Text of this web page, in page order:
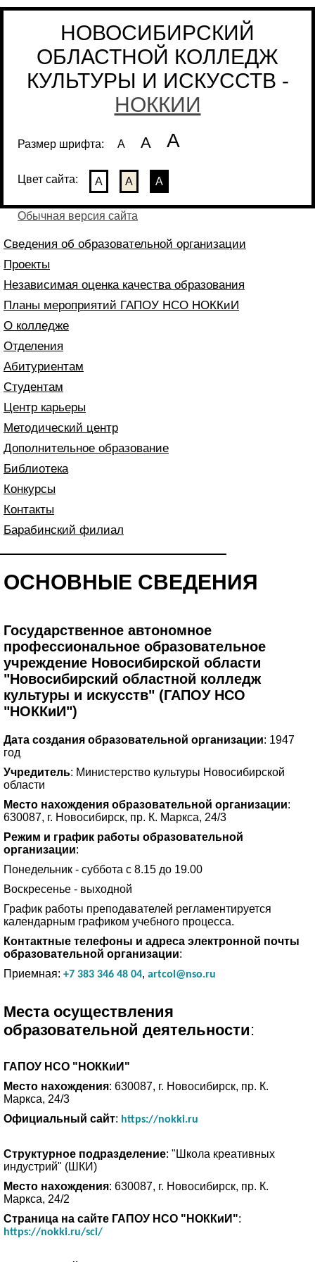
НОВОСИБИРСКИЙ
ОБЛАСТНОЙ КОЛЛЕДЖ
КУЛЬТУРЫ И ИСКУССТВ -
НОККИИ
Размер шрифта: А А А
Цвет сайта: А А А
Обычная версия сайта
Сведения об образовательной организации
Проекты
Независимая оценка качества образования
Планы мероприятий ГАПОУ НСО НОККиИ
О колледже
Отделения
Абитуриентам
Студентам
Центр карьеры
Методический центр
Дополнительное образование
Библиотека
Конкурсы
Контакты
Барабинский филиал
ОСНОВНЫЕ СВЕДЕНИЯ
Государственное автономное
профессиональное образовательное
учреждение Новосибирской области
"Новосибирский областной колледж
культуры и искусств" (ГАПОУ НСО
"НОККиИ")
Дата создания образовательной организации: 1947
год
Учредитель: Министерство культуры Новосибирской
области
Место нахождения образовательной организации:
630087, г. Новосибирск, пр. К. Маркса, 24/3
Режим и график работы образовательной
организации:
Понедельник - суббота с 8.15 до 19.00
Воскресенье - выходной
График работы преподавателей регламентируется
календарным графиком учебного процесса.
Контактные телефоны и адреса электронной почты
образовательной организации:
Приемная: +7 383 346 48 04, artcol@nso.ru
Места осуществления
образовательной деятельности:
ГАПОУ НСО "НОККиИ"
Место нахождения: 630087, г. Новосибирск, пр. К.
Маркса, 24/3
Официальный сайт: https://nokki.ru
Структурное подразделение: "Школа креативных
индустрий" (ШКИ)
Место нахождения: 630087, г. Новосибирск, пр. К.
Маркса, 24/2
Страница на сайте ГАПОУ НСО "НОККиИ":
https://nokki.ru/sci/